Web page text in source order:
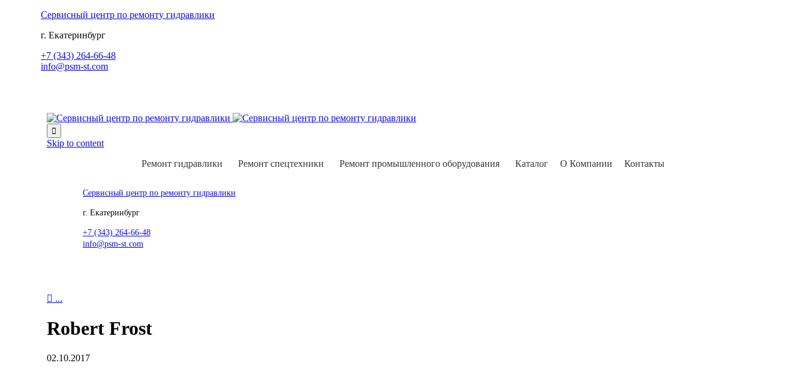
Сервисный центр по ремонту гидравлики
г. Екатеринбург
+7 (343) 264-66-48
info@psm-st.com

Skip to content
Ремонт гидравлики
Ремонт спецтехники Ремонт промышленного оборудования Каталог О Компании Контакты
Сервисный центр по ремонту гидравлики
г. Екатеринбург
+7 (343) 264-66-48
info@psm-st.com
 ...
Robert Frost
02.10.2017